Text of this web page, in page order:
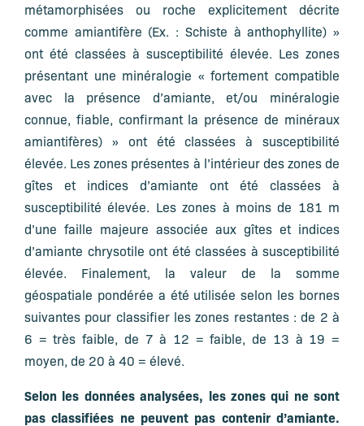
métamorphisées ou roche explicitement décrite
comme amiantifère (Ex. : Schiste à anthophyllite) »
ont été classées à susceptibilité élevée. Les zones
présentant une minéralogie « fortement compatible
avec la présence d’amiante, et/ou minéralogie
connue, fiable, confirmant la présence de minéraux
amiantifères) » ont été classées à susceptibilité
élevée. Les zones présentes à l’intérieur des zones de
gîtes et indices d’amiante ont été classées à
susceptibilité élevée. Les zones à moins de 181 m
d’une faille majeure associée aux gîtes et indices
d’amiante chrysotile ont été classées à susceptibilité
élevée. Finalement, la valeur de la somme
géospatiale pondérée a été utilisée selon les bornes
suivantes pour classifier les zones restantes : de 2 à
6 = très faible, de 7 à 12 = faible, de 13 à 19 =
moyen, de 20 à 40 = élevé.
Selon les données analysées, les zones qui ne sont
pas classifiées ne peuvent pas contenir d’amiante.